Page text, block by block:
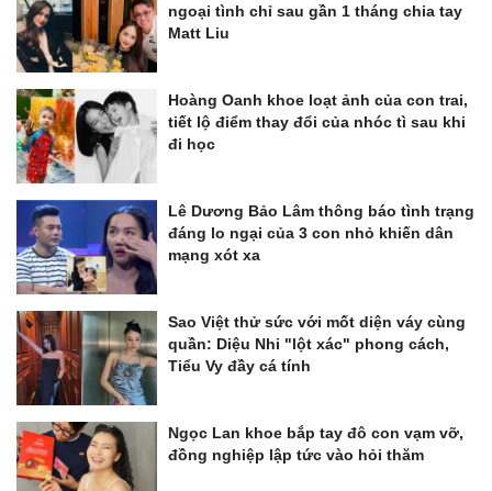
ngoại tình chỉ sau gần 1 tháng chia tay
Matt Liu
Hoàng Oanh khoe loạt ảnh của con trai,
tiết lộ điểm thay đổi của nhóc tì sau khi
đi học
Lê Dương Bảo Lâm thông báo tình trạng
đáng lo ngại của 3 con nhỏ khiến dân
mạng xót xa
Sao Việt thử sức với mốt diện váy cùng
quần: Diệu Nhi "lột xác" phong cách,
Tiểu Vy đầy cá tính
Ngọc Lan khoe bắp tay đô con vạm vỡ,
đồng nghiệp lập tức vào hỏi thăm